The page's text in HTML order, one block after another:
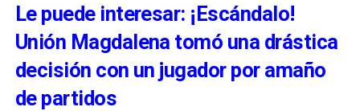
Le puede interesar: ¡Escándalo!
Unión Magdalena tomó una drástica
decisión con un jugador por amaño
de partidos